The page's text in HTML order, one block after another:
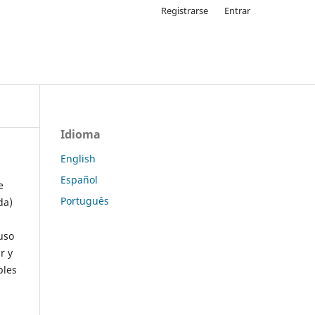
Registrarse Entrar
y
Idioma
English
Español
Português